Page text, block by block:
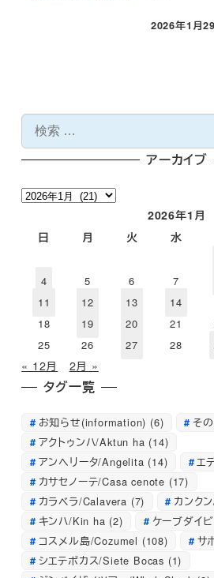
投稿日
2026年1月
索
アーカイブ
ア
2026年1月
日
月 火 水
4
5 6 7
11
12 13 14
18
19 20 21
25
26 27 28
« 12月 2月 »
タグ一覧
お知らせ(information) (6) そ
アクトゥンハ/Aktun ha (14)
アンへリータ/Angelita (14) エ
カサセノーテ/Casa cenote (17)
カラベラ/Calavera (7) カンク
キンハ/Kin ha (2) ケーブダイ
コスメル島/Cozumel (108) サ
シエテボカス/Siete Bocas (1)